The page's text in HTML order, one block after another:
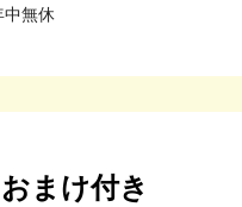
無休
まけ付き